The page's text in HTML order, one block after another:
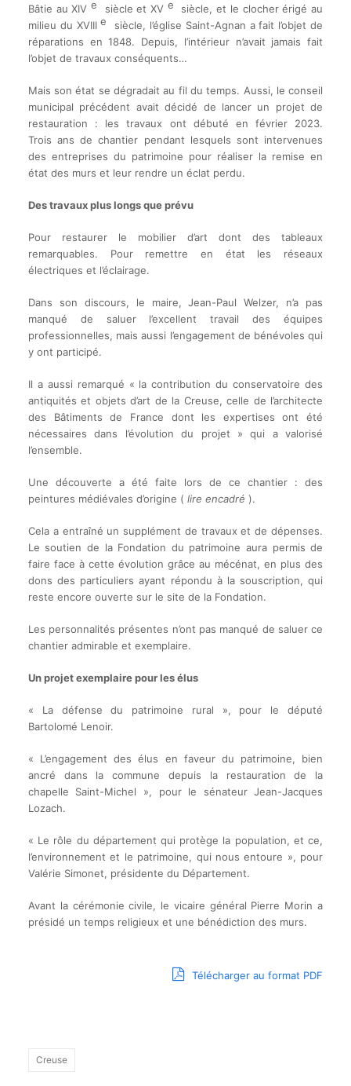
Bâtie au XIVe siècle et XV e siècle, et le clocher érigé au
milieu du XVIIIe siècle, l’église Saint-Agnan a fait l’objet de
réparations en 1848. Depuis, l’intérieur n’avait jamais fait
l’objet de travaux conséquents…
Mais son état se dégradait au fil du temps. Aussi, le conseil
municipal précédent avait décidé de lancer un projet de
restauration : les travaux ont débuté en février 2023.
Trois ans de chantier pendant lesquels sont intervenues
des entreprises du patrimoine pour réaliser la remise en
état des murs et leur rendre un éclat perdu.
Des travaux plus longs que prévu
Pour restaurer le mobilier d’art dont des tableaux
remarquables. Pour remettre en état les réseaux
électriques et l’éclairage.
Dans son discours, le maire, Jean-Paul Welzer, n’a pas
manqué de saluer l’excellent travail des équipes
professionnelles, mais aussi l’engagement de bénévoles qui
y ont participé.
Il a aussi remarqué « la contribution du conservatoire des
antiquités et objets d’art de la Creuse, celle de l’architecte
des Bâtiments de France dont les expertises ont été
nécessaires dans l’évolution du projet » qui a valorisé
l’ensemble.
Une découverte a été faite lors de ce chantier : des
peintures médiévales d’origine ( lire encadré ).
Cela a entraîné un supplément de travaux et de dépenses.
Le soutien de la Fondation du patrimoine aura permis de
faire face à cette évolution grâce au mécénat, en plus des
dons des particuliers ayant répondu à la souscription, qui
reste encore ouverte sur le site de la Fondation.
Les personnalités présentes n’ont pas manqué de saluer ce
chantier admirable et exemplaire.
Un projet exemplaire pour les élus
« La défense du patrimoine rural », pour le député
Bartolomé Lenoir.
« L’engagement des élus en faveur du patrimoine, bien
ancré dans la commune depuis la restauration de la
chapelle Saint-Michel », pour le sénateur Jean-Jacques
Lozach.
« Le rôle du département qui protège la population, et ce,
l’environnement et le patrimoine, qui nous entoure », pour
Valérie Simonet, présidente du Département.
Avant la cérémonie civile, le vicaire général Pierre Morin a
présidé un temps religieux et une bénédiction des murs.
Télécharger au format PDF
Creuse